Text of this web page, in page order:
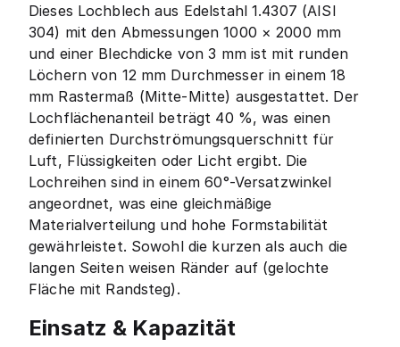
Dieses Lochblech aus Edelstahl 1.4307 (AISI
304) mit den Abmessungen 1000 × 2000 mm
und einer Blechdicke von 3 mm ist mit runden
Löchern von 12 mm Durchmesser in einem 18
mm Rastermaß (Mitte-Mitte) ausgestattet. Der
Lochflächenanteil beträgt 40 %, was einen
definierten Durchströmungsquerschnitt für
Luft, Flüssigkeiten oder Licht ergibt. Die
Lochreihen sind in einem 60°-Versatzwinkel
angeordnet, was eine gleichmäßige
Materialverteilung und hohe Formstabilität
gewährleistet. Sowohl die kurzen als auch die
langen Seiten weisen Ränder auf (gelochte
Fläche mit Randsteg).
Einsatz & Kapazität